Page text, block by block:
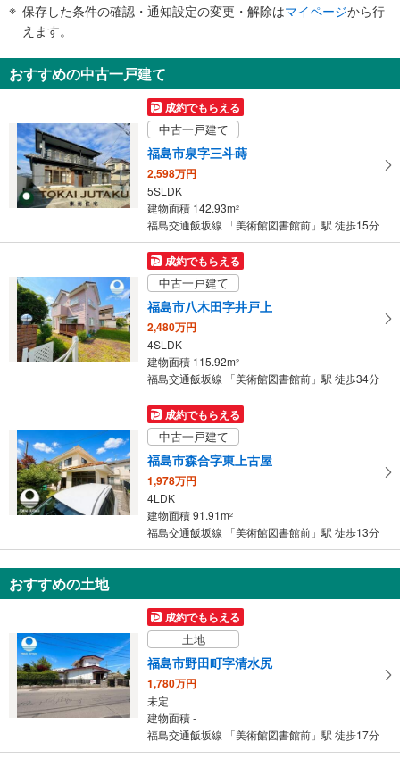
知
を
け
取
る
・
条
イ
ペ
ー
ジ
に
存
る
保存した条件の確認・通知設定の変更・解除はマイページから行
えます。
おすすめの中古一戸建て
成約でもらえる
中古一戸建て
福島市泉字三斗蒔
2,598万円
5SLDK
建物面積 142.93m2
福島交通飯坂線 「美術館図書館前」駅 徒歩15分
成約でもらえる
中古一戸建て
福島市八木田字井戸上
2,480万円
4SLDK
建物面積 115.92m2
福島交通飯坂線 「美術館図書館前」駅 徒歩34分
成約でもらえる
中古一戸建て
福島市森合字東上古屋
1,978万円
4LDK
建物面積 91.91m2
福島交通飯坂線 「美術館図書館前」駅 徒歩13分
おすすめの土地
成約でもらえる
土地
福島市野田町字清水尻
1,780万円
未定
建物面積 -
福島交通飯坂線 「美術館図書館前」駅 徒歩17分